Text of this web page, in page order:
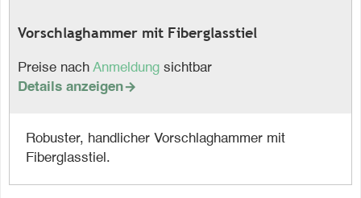
Vorschlaghammer mit Fiberglasstiel
Preise nach Anmeldung sichtbar
Details anzeigen
Robuster, handlicher Vorschlaghammer mit
Fiberglasstiel.